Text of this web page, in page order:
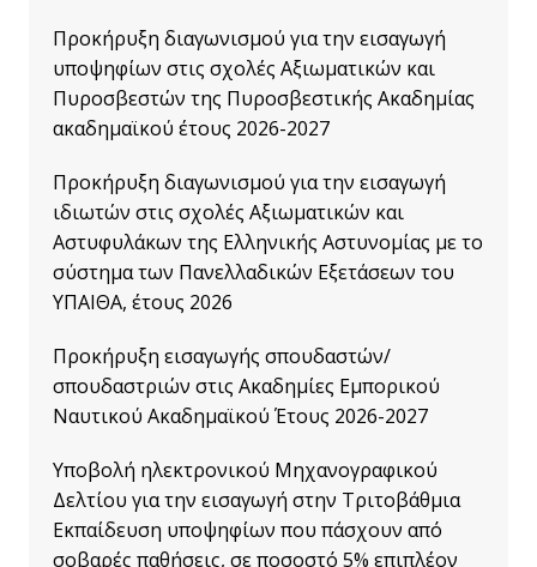
Προκήρυξη διαγωνισμού για την εισαγωγή
υποψηφίων στις σχολές Αξιωματικών και
Πυροσβεστών της Πυροσβεστικής Ακαδημίας
ακαδημαϊκού έτους 2026-2027
Προκήρυξη διαγωνισμού για την εισαγωγή
ιδιωτών στις σχολές Αξιωματικών και
Αστυφυλάκων της Ελληνικής Αστυνομίας με το
σύστημα των Πανελλαδικών Εξετάσεων του
ΥΠΑΙΘΑ, έτους 2026
Προκήρυξη εισαγωγής σπουδαστών/
σπουδαστριών στις Ακαδημίες Εμπορικού
Ναυτικού Ακαδημαϊκού Έτους 2026-2027
Υποβολή ηλεκτρονικού Μηχανογραφικού
Δελτίου για την εισαγωγή στην Τριτοβάθμια
Εκπαίδευση υποψηφίων που πάσχουν από
σοβαρές παθήσεις, σε ποσοστό 5% επιπλέον